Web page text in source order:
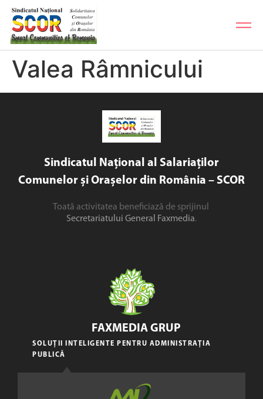
Valea Râmnicului
Sindicatul Național al Salariaților
Comunelor și Orașelor din România – SCOR
Toată activitatea beneficiază de sprijinul
Secretariatului General Faxmedia.
FAXMEDIA GRUP
SOLUȚII INTELIGENTE PENTRU ADMINISTRAȚIA
PUBLICĂ